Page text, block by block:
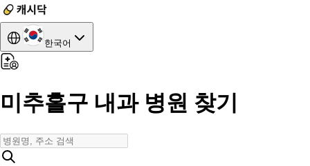
한국어
미추홀구 내과 병원 찾기